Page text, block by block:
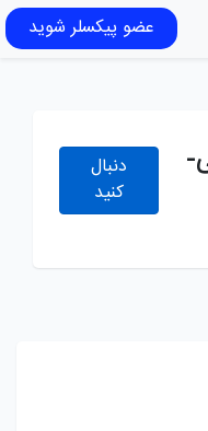
عضو پیکسلر شوید
دنبال
کنید